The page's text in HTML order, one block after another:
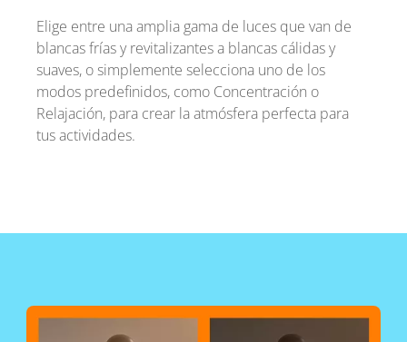
Elige entre una amplia gama de luces que van de
blancas frías y revitalizantes a blancas cálidas y
suaves, o simplemente selecciona uno de los
modos predefinidos, como Concentración o
Relajación, para crear la atmósfera perfecta para
tus actividades.